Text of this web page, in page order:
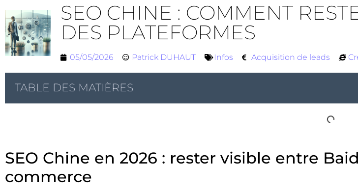
SEO CHINE : COMMENT
DES PLATEFORMES
05/05/2026 Patrick DUHAUT Infos Acquisition de leads
TABLE DES MATIÈRES
SEO Chine en 2026 : rester visible entre
commerce